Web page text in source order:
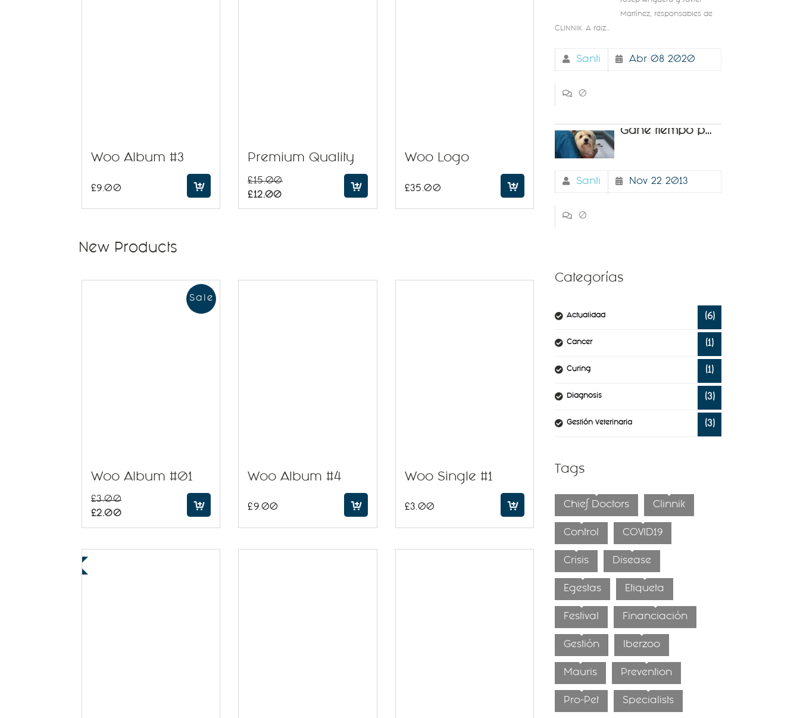
Woo Album #3
£ 9.00
Premium Quality
£15.00
£ 12.00
Woo Logo
£35.00
New Products
Sale
Woo Album #01
£3.00
£2.00
Woo Album #4
£ 9.00
Woo Single #1
£3.00
Martínez, responsables de
CLINNIK. A raiz...
Santi Abr 08 2020
0
Gane tiempo para su
Santi Nov 22 2013
0
Categorías
Actualidad (6)
Cancer (1)
Curing (1)
Diagnosis (3)
Gestión Veterinaria (3)
Tags
Chief Doctors Clinnik
Control COVID19
Crisis Disease
Egestas Etiqueta
Festival Financiación
Gestión Iberzoo
Mauris Prevention
Pro-Pet Specialists